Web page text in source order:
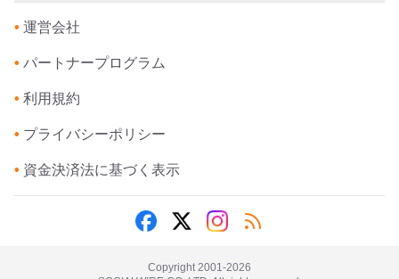
• 運営会社
• パートナープログラム
• 利用規約
• プライバシーポリシー
• 資金決済法に基づく表示
Copyright 2001-2026